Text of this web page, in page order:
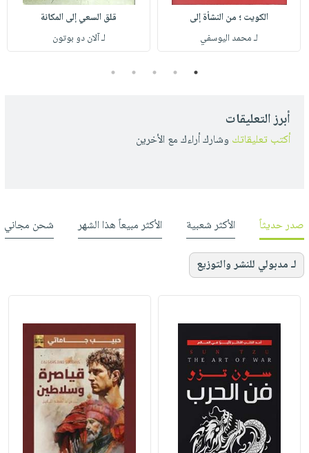
الكويت ؛ من النشأة إلى
لـ محمد اليوسفي
قلق السعي إلى المكانة
لـ آلان دو بوتون
1
2
3
4
5
أبرز التعليقات
أكتب تعليقاتك وشارك أراءك مع الأخرين
صدر حديثاً الأكثر شعبية الأكثر مبيعاً هذا الشهر شحن مجاني
لـ مدبولي للنشر والتوزيع